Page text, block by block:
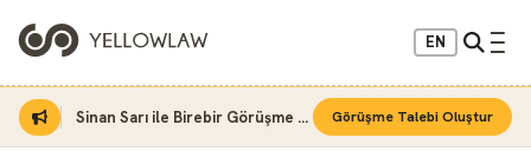
EN
Sinan Sarı ile Birebir Görüşme Fırsatı Görüşme Talebi Oluştur